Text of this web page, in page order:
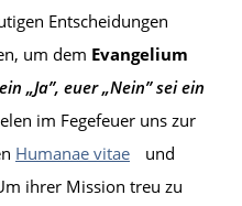
Entscheidungen
um dem Evangelium
„Ja”, euer „Nein” sei ein
im Fegefeuer uns zur
Humanae vitae und
ihrer Mission treu zu